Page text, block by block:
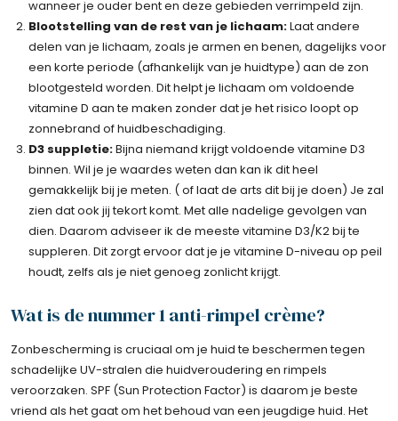
wanneer je ouder bent en deze gebieden verrimpeld zijn.
Blootstelling van de rest van je lichaam:Laat andere
delen van je lichaam, zoals je armen en benen, dagelijks voor
een korte periode (afhankelijk van je huidtype) aan de zon
blootgesteld worden. Dit helpt je lichaam om voldoende
vitamine D aan te maken zonder dat je het risico loopt op
zonnebrand of huidbeschadiging.
D3 suppletie:Bijna niemand krijgt voldoende vitamine D3
binnen. Wil je je waardes weten dan kan ik dit heel
gemakkelijk bij je meten. ( of laat de arts dit bij je doen) Je zal
zien dat ook jij tekort komt. Met alle nadelige gevolgen van
dien. Daarom adviseer ik de meeste vitamine D3/K2 bij te
suppleren. Dit zorgt ervoor dat je je vitamine D-niveau op peil
houdt, zelfs als je niet genoeg zonlicht krijgt.
Wat is de nummer 1 anti-rimpel crème?
Zonbescherming is cruciaal om je huid te beschermen tegen
schadelijke UV-stralen die huidveroudering en rimpels
veroorzaken. SPF (Sun Protection Factor) is daarom je beste
vriend als het gaat om het behoud van een jeugdige huid. Het